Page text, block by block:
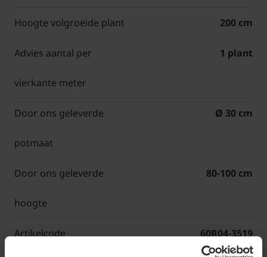
Hoogte volgroeide plant 200 cm
Advies aantal per
vierkante meter
1 plant
Door ons geleverde
potmaat
Ø 30 cm
Door ons geleverde
hoogte
80-100 cm
Artikelcode 60R04-3519